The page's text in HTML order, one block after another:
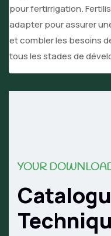
pour fertirrigation.
adapter pour assurer
et combler les besoins
tous les stades de
YOUR